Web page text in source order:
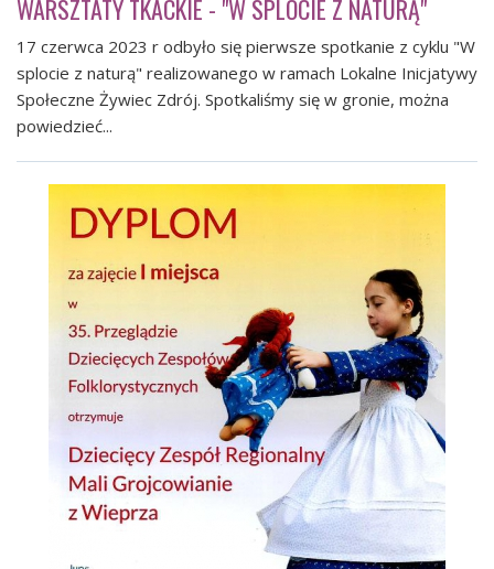
WARSZTATY TKACKIE - "W SPLOCIE Z NATURĄ"
17 czerwca 2023 r odbyło się pierwsze spotkanie z cyklu "W
splocie z naturą" realizowanego w ramach Lokalne Inicjatywy
Społeczne Żywiec Zdrój. Spotkaliśmy się w gronie, można
powiedzieć...